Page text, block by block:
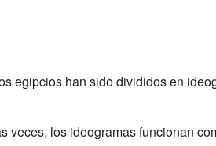
egipcios han sido divididos en
veces, los ideogramas funcionan